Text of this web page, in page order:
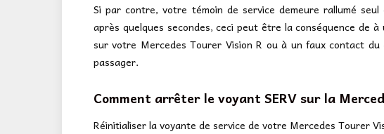
Si par contre, votre témoin de service demeure rallumé
après quelques secondes, ceci peut être la conséquence de
sur votre Mercedes Tourer Vision R ou à un faux contact
passager.
Comment arrêter le voyant SERV sur la
Réinitialiser la voyante de service de votre Mercedes Tourer